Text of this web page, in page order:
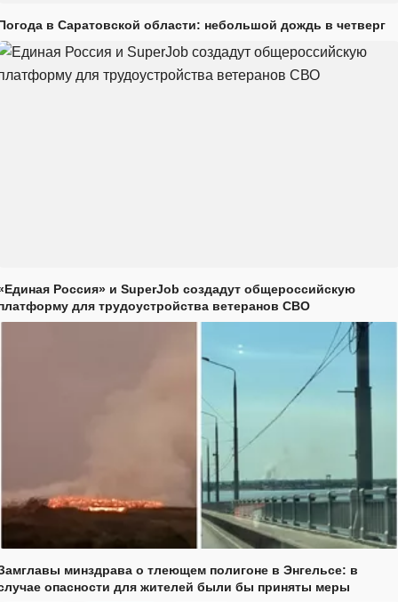
в Саратовской области: небольшой дождь в четверг
Россия» и SuperJob создадут общероссийскую
для трудоустройства ветеранов СВО
минздрава о тлеющем полигоне в Энгельсе: в
опасности для жителей были бы приняты меры